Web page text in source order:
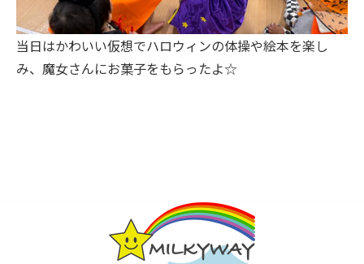
当日はかわいい仮想でハロウィンの体操や絵本を楽し
み、魔女さんにお菓子をもらったよ☆